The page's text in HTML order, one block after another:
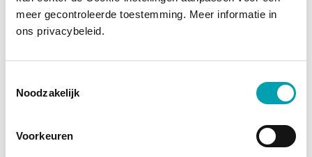
meer gecontroleerde toestemming. Meer informatie in
ons privacybeleid.
Noodzakelijk
Voorkeuren
Tous les produits Benecol sont enrichis en
. Ces petites merveilles